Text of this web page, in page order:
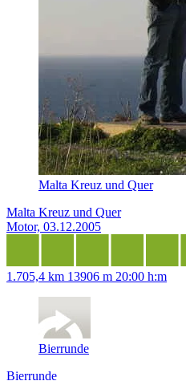
Malta Kreuz und Quer
Malta Kreuz und Quer
Motor, 03.12.2005
1.705,4 km 13906 m 20:00 h:m
Bierrunde
Bierrunde